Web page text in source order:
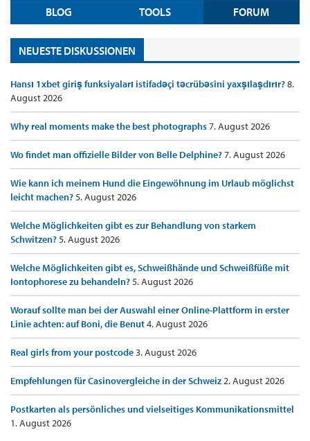
BLOG TOOLS FORUM
NEUESTE DISKUSSIONEN
Hansı 1xbet giriş funksiyaları istifadəçi təcrübəsini yaxşılaşdırır?8.
August 2026
Why real moments make the best photographs7. August 2026
Wo findet man offizielle Bilder von Belle Delphine?7. August 2026
Wie kann ich meinem Hund die Eingewöhnung im Urlaub möglichst
leicht machen?5. August 2026
Welche Möglichkeiten gibt es zur Behandlung von starkem
Schwitzen?5. August 2026
Welche Möglichkeiten gibt es, Schweißhände und Schweißfüße mit
Iontophorese zu behandeln?5. August 2026
Worauf sollte man bei der Auswahl einer Online-Plattform in erster
Linie achten: auf Boni, die Benut4. August 2026
Real girls from your postcode3. August 2026
Empfehlungen für Casinovergleiche in der Schweiz2. August 2026
Postkarten als persönliches und vielseitiges Kommunikationsmittel
1. August 2026